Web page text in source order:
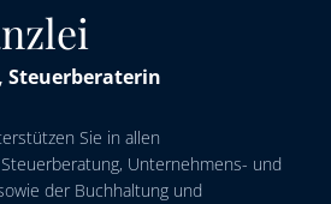
Steuerberaterin
Sie in allen
Unternehmens- und
der Buchhaltung und